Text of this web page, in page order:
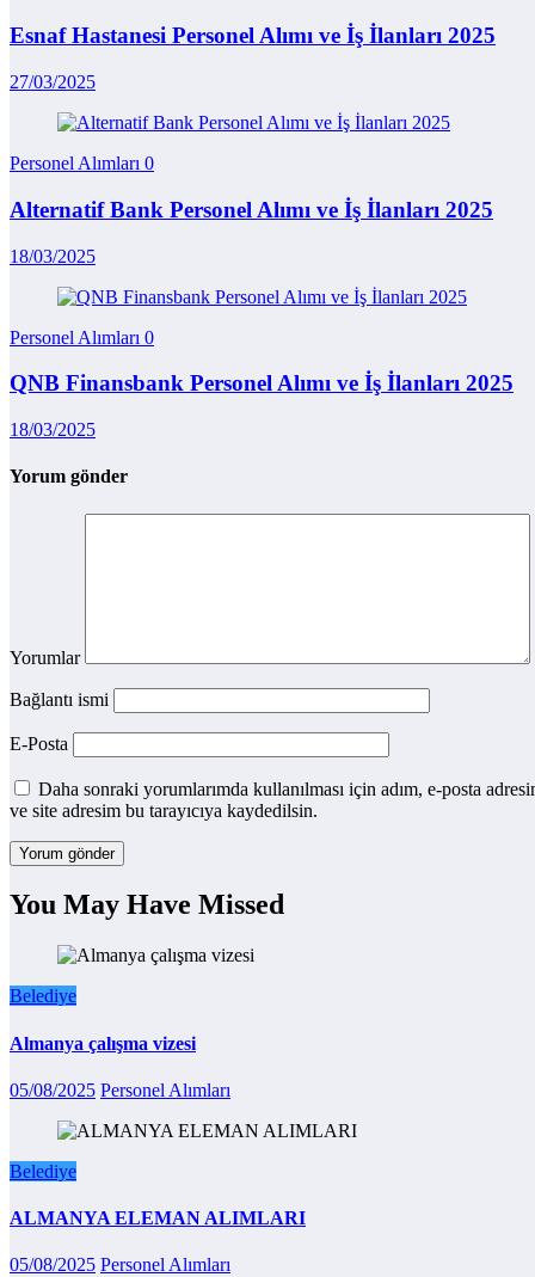
Esnaf Hastanesi Personel Alımı ve İş İlanları 2025
27/03/2025
Personel Alımları 0
Alternatif Bank Personel Alımı ve İş İlanları 2025
18/03/2025
Personel Alımları 0
QNB Finansbank Personel Alımı ve İş İlanları 2025
18/03/2025
Yorum gönder
Yorumlar
Bağlantı ismi
E-Posta
Daha sonraki yorumlarımda kullanılması için adım, e-posta
ve site adresim bu tarayıcıya kaydedilsin.
You May Have Missed
Belediye
Almanya çalışma vizesi
05/08/2025 Personel Alımları
Belediye
ALMANYA ELEMAN ALIMLARI
05/08/2025 Personel Alımları